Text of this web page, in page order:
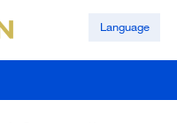
Language